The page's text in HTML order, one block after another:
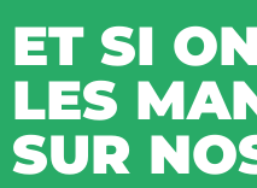
ET SI
LES
SUR